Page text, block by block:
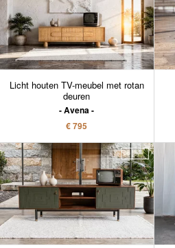
Licht houten TV-meubel met rotan
deuren
Avena
€ 795